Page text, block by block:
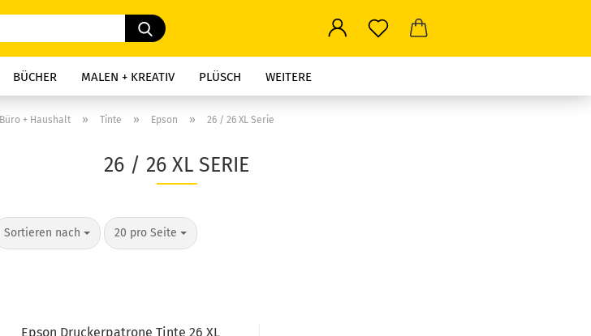
Suche...
BÜCHER MALEN + KREATIV PLÜSCH WEITERE
Büro + Haushalt » Tinte » Epson » 26 / 26 XL Serie
26 / 26 XL SERIE
Sortieren nach
Sortieren nach 20 pro Seite
pro Seite
Epson Druckerpatrone Tinte 26 XL